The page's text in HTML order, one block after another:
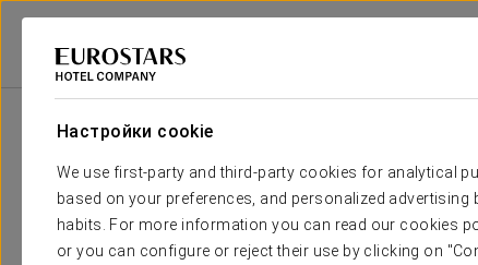
Настройки cookie
We use first-party and third-party cookies for analytical
based on your preferences, and personalized
habits. For more information you can read our cookies
or you can configure or reject their use by clicking on
Eurostars Hotel Company